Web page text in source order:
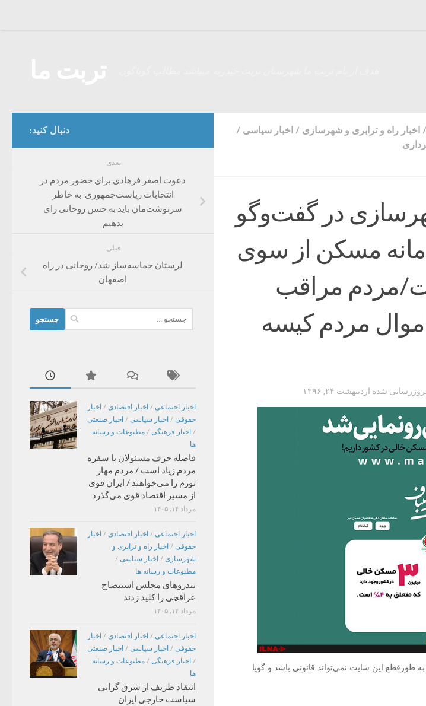
/ اخبار راه و ترابری و شهرسازی / اخبار سیاسی /
در گفت‌‌وگو
مسکن از سوی
مردم مراقب
مردم کیسه
شده اردیبهشت ۲۴, ۱۳۹۶
این سایت نمی‌تواند قانونی باشد و گویا
دنبال کنید:
بعدی
دعوت اصغر فرهادی برای حضور مردم در
انتخابات ریاست‌جمهوری: به خاطر
سرنوشت‌مان باید به حسن روحانی رای
بدهیم
قبلی
لرستان حماسه‌ساز شد/ روحانی در راه
اصفهان
برای:
اخبار اجتماعی / اخبار اقتصادی / اخبار
حقوقی / اخبار سیاسی / اخبار صنعتی
/ اخبار فرهنگی / مطبوعات و رسانه
ها
فاصله حرف مسئولان با سفره
مردم زیاد است / مردم مهار
تورم را می‌خواهند / ایران قوی
از مسیر اقتصاد قوی می‌گذرد
مرداد ۱۴, ۱۴۰۵
اخبار اجتماعی / اخبار اقتصادی / اخبار
حقوقی / اخبار راه و ترابری و
شهرسازی / اخبار سیاسی /
مطبوعات و رسانه ها
تندروهای مجلس استیضاح
عراقچی را کلید زدند
مرداد ۱۴, ۱۴۰۵
اخبار اجتماعی / اخبار اقتصادی / اخبار
حقوقی / اخبار سیاسی / اخبار صنعتی
/ اخبار فرهنگی / مطبوعات و رسانه
ها
انتقاد ظریف از شرق گرایی
سیاست خارجی ایران